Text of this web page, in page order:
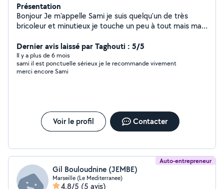
Présentation
Bonjour Je m'appelle Sami je suis quelqu'un de très
bricoleur et minutieux je touche un peu à tout mais ma
c'est la satisfaction du client. Alors je me permets de
vous proposez mes services pour la réalisation de vos
travaux de peinture ou rebouchage, ratissage et finition.
Neuf, rafraîchissement ou rénovation. Plafonds, Murs ,
fissures Réalisation d'enduit partiel ou complet
Traitement nettoyage façades Ponçage - 1 couche
imbattables Pour plus d'informations n'hésitez pas à me
contacter à très bientôt j'espère Cordialement.
Dernier avis laissé par Taghouti : 5/5
Il y a plus de 6 mois
sami il est ponctuelle sérieux je le recommande vivement
merci encore Sami
Voir le profil Contacter
Auto-entrepreneur
Gil Bouloudnine (JEMBE)
Marseille (Le Mediterranee)
4,8/5 (5 avis)